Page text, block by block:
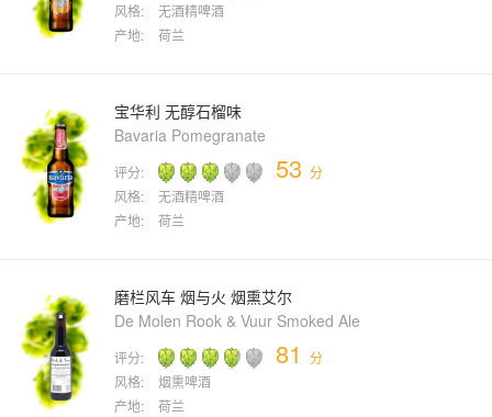
风格:
无酒精啤酒
产地:
荷兰
宝华利 无醇石榴味
Bavaria Pomegranate
评分: 53 分
风格:
无酒精啤酒
产地:
荷兰
磨栏风车 烟与火 烟熏艾尔
De Molen Rook & Vuur Smoked Ale
评分: 81
分
风格:
烟熏啤酒
产地:
荷兰